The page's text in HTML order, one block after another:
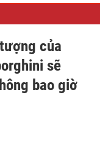
của
sẽ
bao giờ